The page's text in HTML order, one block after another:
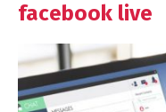
facebook live